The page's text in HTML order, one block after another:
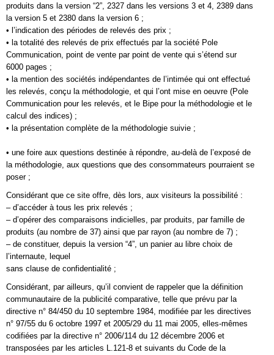
produits dans la version “2”, 2327 dans les versions 3 et 4, 2389 dans
la version 5 et 2380 dans la version 6 ;
• l’indication des périodes de relevés des prix ;
• la totalité des relevés de prix effectués par la société Pole
Communication, point de vente par point de vente qui s’étend sur
6000 pages ;
• la mention des sociétés indépendantes de l’intimée qui ont effectué
les relevés, conçu la méthodologie, et qui l’ont mise en oeuvre (Pole
Communication pour les relevés, et le Bipe pour la méthodologie et le
calcul des indices) ;
• la présentation complète de la méthodologie suivie ;
• une foire aux questions destinée à répondre, au-delà de l’exposé de
la méthodologie, aux questions que des consommateurs pourraient se
poser ;
Considérant que ce site offre, dès lors, aux visiteurs la possibilité :
– d’accéder à tous les prix relevés ;
– d’opérer des comparaisons indicielles, par produits, par famille de
produits (au nombre de 37) ainsi que par rayon (au nombre de 7) ;
– de constituer, depuis la version “4”, un panier au libre choix de
l’internaute, lequel
sans clause de confidentialité ;
Considérant, par ailleurs, qu’il convient de rappeler que la définition
communautaire de la publicité comparative, telle que prévu par la
directive n° 84/450 du 10 septembre 1984, modifiée par les directives
n° 97/55 du 6 octobre 1997 et 2005/29 du 11 mai 2005, elles-mêmes
codifiées par la directive n° 2006/114 du 12 décembre 2006 et
transposées par les articles L.121-8 et suivants du Code de la